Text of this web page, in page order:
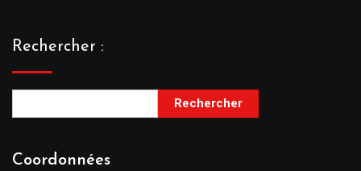
Rechercher :
Rechercher
Coordonnées